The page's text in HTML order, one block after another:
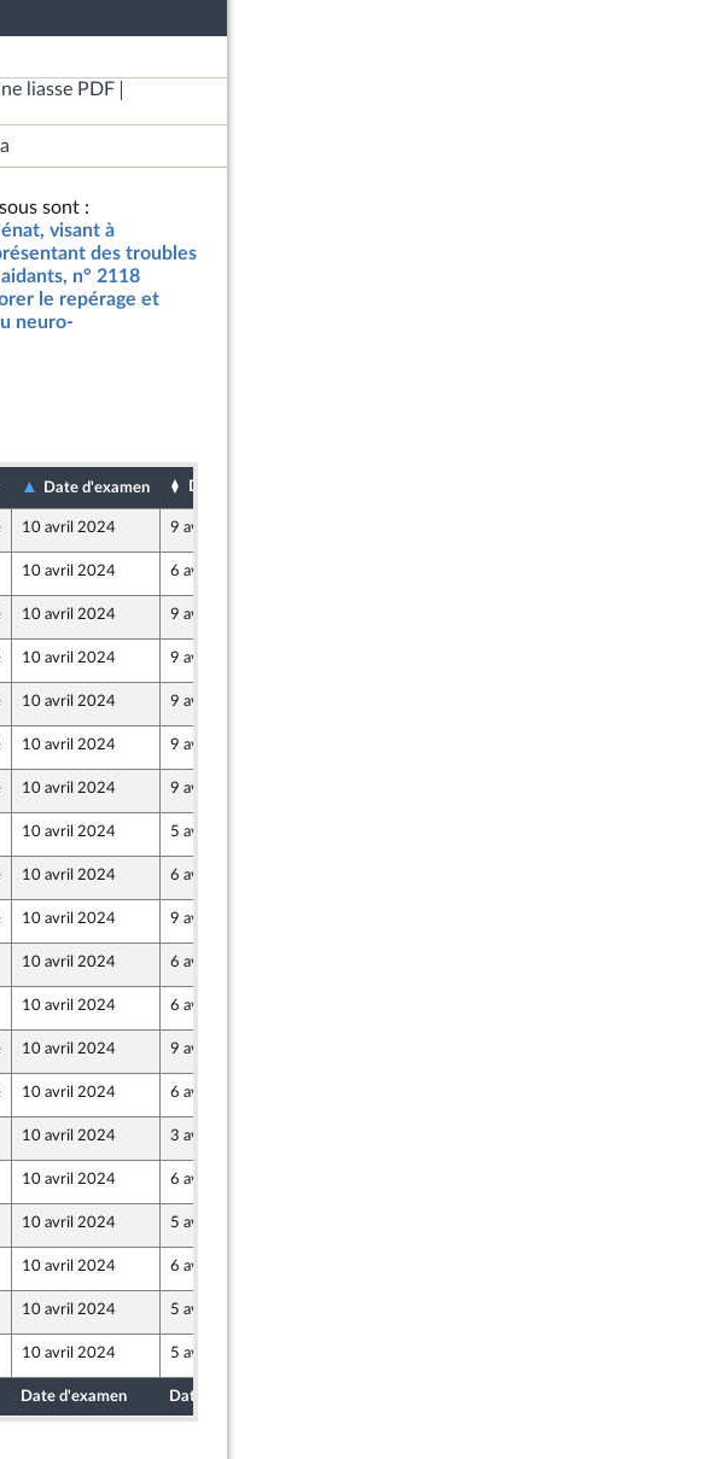
liasse PDF
sont :
visant à
des troubles
n° 2118
le repérage et
neuro-
Date d'examen Date de dépôt
10 avril 2024 9 avril 2024
10 avril 2024 6 avril 2024
10 avril 2024 9 avril 2024
10 avril 2024 9 avril 2024
10 avril 2024 9 avril 2024
10 avril 2024 9 avril 2024
10 avril 2024 9 avril 2024
10 avril 2024 5 avril 2024
10 avril 2024 6 avril 2024
10 avril 2024 9 avril 2024
10 avril 2024 6 avril 2024
10 avril 2024 6 avril 2024
10 avril 2024 9 avril 2024
10 avril 2024 6 avril 2024
10 avril 2024 3 avril 2024
10 avril 2024 6 avril 2024
10 avril 2024 5 avril 2024
10 avril 2024 6 avril 2024
10 avril 2024 5 avril 2024
10 avril 2024 5 avril 2024
Date d'examen Date de dépôt